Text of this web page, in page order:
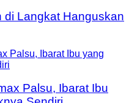
di Langkat Hanguskan
Palsu, Ibarat Ibu